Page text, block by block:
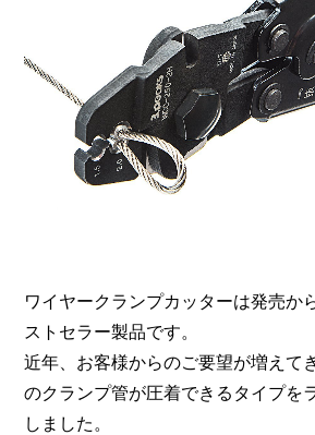
ワイヤークランプカッターは発売か
ストセラー製品です。
近年、お客様からのご要望が増えて
のクランプ管が圧着できるタイプを
しました。